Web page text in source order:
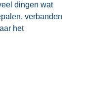
dingen wat
verbanden
het